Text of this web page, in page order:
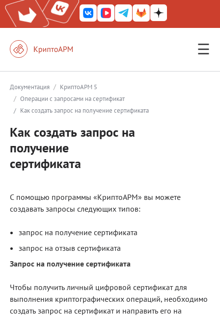
☰
КриптоАРМ Server
КриптоАРМ Mobile
КриптоАРМ для 1С-Битрикс
Решения
Блог
Документация
Получить КЭП
Магазин
Полная версия сайта
Документация / КриптоАРМ 5
/ Операции с запросами на сертификат
/ Как создать запрос на получение сертификата
Как создать запрос на
получение
сертификата
С помощью программы «КриптоАРМ» вы можете
создавать запросы следующих типов:
запрос на получение сертификата
запрос на отзыв сертификата
Запрос на получение сертификата
Чтобы получить личный цифровой сертификат для
выполнения криптографических операций, необходимо
создать запрос на сертификат и направить его на